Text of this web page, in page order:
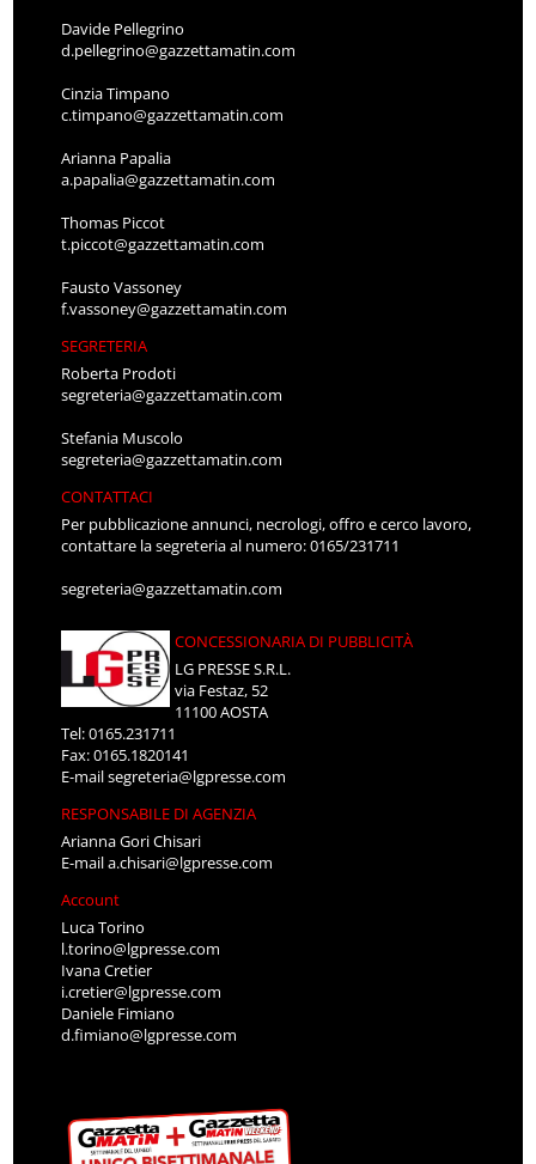
Davide Pellegrino
d.pellegrino@gazzettamatin.com
Cinzia Timpano
c.timpano@gazzettamatin.com
Arianna Papalia
a.papalia@gazzettamatin.com
Thomas Piccot
t.piccot@gazzettamatin.com
Fausto Vassoney
f.vassoney@gazzettamatin.com
SEGRETERIA
Roberta Prodoti
segreteria@gazzettamatin.com
Stefania Muscolo
segreteria@gazzettamatin.com
CONTATTACI
Per pubblicazione annunci, necrologi, offro e cerco lavoro,
contattare la segreteria al numero: 0165/231711
segreteria@gazzettamatin.com
CONCESSIONARIA DI PUBBLICITÀ
LG PRESSE S.R.L.
via Festaz, 52
11100 AOSTA
Tel: 0165.231711
Fax: 0165.1820141
E-mailsegreteria@lgpresse.com
RESPONSABILE DI AGENZIA
Arianna Gori Chisari
E-maila.chisari@lgpresse.com
Account
Luca Torino
l.torino@lgpresse.com
Ivana Cretier
i.cretier@lgpresse.com
Daniele Fimiano
d.fimiano@lgpresse.com